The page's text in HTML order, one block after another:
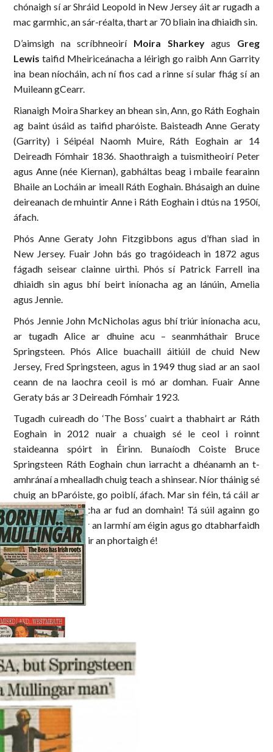
chónaigh sí ar Shráid Leopold in New Jersey áit ar rugadh a
mac garmhic, an sár-réalta, thart ar 70 bliain ina dhiaidh sin.
D’aimsigh na scríbhneoirí Moira Sharkeyagus Greg
Lewis taifid Mheiriceánacha a léirigh go raibh Ann Garrity
ina bean níocháin, ach ní fios cad a rinne sí sular fhág sí an
Muileann gCearr.
Rianaigh Moira Sharkey an bhean sin, Ann, go Ráth Eoghain
ag baint úsáid as taifid pharóiste. Baisteadh Anne Geraty
(Garrity) i Séipéal Naomh Muire, Ráth Eoghain ar 14
Deireadh Fómhair 1836. Shaothraigh a tuismitheoirí Peter
agus Anne (née Kiernan), gabháltas beag i mbaile fearainn
Bhaile an Locháin ar imeall Ráth Eoghain. Bhásaigh an duine
deireanach de mhuintir Anne i Ráth Eoghain i dtús na 1950í,
áfach.
Phós Anne Geraty John Fitzgibbons agus d’fhan siad in
New Jersey. Fuair John bás go tragóideach in 1872 agus
fágadh seisear clainne uirthi. Phós sí Patrick Farrell ina
dhiaidh sin agus bhí beirt iníonacha ag an lánúin, Amelia
agus Jennie.
Phós Jennie John McNicholas agus bhí triúr iníonacha acu,
ar tugadh Alice ar dhuine acu – seanmháthair Bruce
Springsteen. Phós Alice buachaill áitiúil de chuid New
Jersey, Fred Springsteen, agus in 1949 thug siad ar an saol
ceann de na laochra ceoil is mó ar domhan. Fuair Anne
Geraty bás ar 3 Deireadh Fómhair 1923.
Tugadh cuireadh do ‘The Boss’ cuairt a thabhairt ar Ráth
Eoghain in 2012 nuair a chuaigh sé le ceol i roinnt
staideanna spóirt in Éirinn. Bunaíodh Coiste Bruce
Springsteen Ráth Eoghain chun iarracht a dhéanamh an t-
amhránaí a mhealladh chuig teach a shinsear. Níor tháinig sé
chuig an bParóiste, go poiblí, áfach. Mar sin féin, tá cáil ar
scéal a fhréamhacha ar fud an domhain! Tá súil againn go
bhfillfidh Bruce ar an Iarmhí am éigin agus go dtabharfaidh
sin ar ais chuig stair an phortaigh é!